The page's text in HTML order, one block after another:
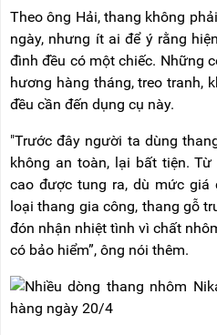
GIỚI
THIỆU
ĐẠI
LÝ
HÀNH
HỆ
NHÔM
CÔNG
NGHIỆP
THANG
NHÔM
GIÀN
VÁN
THANG
RẢNH
TAY
XE
ĐẨY
BỘ
Theo ông Hải, thang không
ngày, nhưng ít ai để ý rằng
đình đều có một chiếc. Những
hương hàng tháng, treo tranh,
đều cần đến dụng cụ này.
"Trước đây người ta dùng
không an toàn, lại bất tiện.
cao được tung ra, dù mức
loại thang gia công, thang gỗ
đón nhận nhiệt tình vì chất
có bảo hiểm”, ông nói thêm.